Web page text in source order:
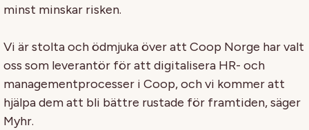
minst minskar risken.
Vi är stolta och ödmjuka över att Coop Norge har valt
oss som leverantör för att digitalisera HR- och
managementprocesser i Coop, och vi kommer att
hjälpa dem att bli bättre rustade för framtiden, säger
Myhr.